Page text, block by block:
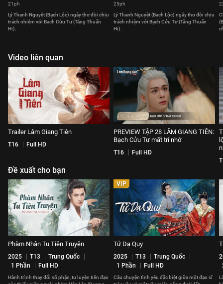
21ph
Lý Thanh Nguyệt (Bạch Lộc) ngây thơ đòi chịu
trách nhiệm với Bạch Cửu Tư (Tăng Thuấn
Hi).
25ph
Lý Thanh Nguyệt (Bạch Lộc) ngây thơ đòi chịu
trách nhiệm với Bạch Cửu Tư (Tăng Thuấn
Hi).
Video liên quan
Trailer Lâm Giang Tiên
T16 Full HD
PREVIEW TẬP 28 LÂM GIANG TIÊN:
Bạch Cửu Tư mất trí nhớ
T16 Full HD
Đề xuất cho bạn
Phàm Nhân Tu Tiên Truyện
2025 T13
Trung Quốc
1 Phần
Full HD
Hành trình thay đổi số phận, tu luyện tiên đạo
VIP
Tử Dạ Quy
2025 T13
Trung Quốc
1 Phần
Full HD
Câu chuyện tình yêu đặc biệt giữa một đạo sĩ